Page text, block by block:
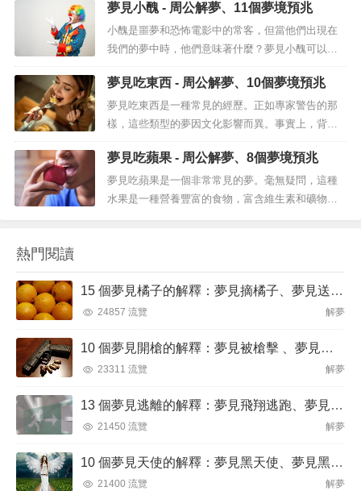
色的含義可以幫助我們將這種智慧應用到生活中的
許多實際行動中。夢見黃色彩虹黃色是彩虹中最亮
的顏色之一。它是介於綠色和橙色之間的顏色，是
人眼可以看到的最亮的顏色之一。所以黃...
夢見小醜 - 周公解夢、11個夢境預兆
小醜是噩夢和恐怖電影中的常客，但當他們出現在
我們的夢中時，他們意味著什麼？夢見小醜可以用
多種方式解釋，具體取決於夢的背景和符號。它們
可能代表著可怕或危險的事物，或者它們可能是更
良性的事物的標誌。小醜通常代表著有趣和童真。
然而，它們也可以具有更險惡的含義，代表焦慮、
恐懼甚至瘋狂的感覺。夢見小醜夢見小醜...
夢見吃東西 - 周公解夢、10個夢境預兆
夢見吃東西是一種常見的經歷。正如專家警告的那
樣，這些類型的夢因文化影響而異。事實上，背
景、出現的食物以及如何處理它們都取決於每種文
化的範式。這就是為什麼夢見吃東西有很多解釋。
今天，我們介紹最流行的上下文。有證據表明，圍
繞食物的夢境體驗在患有飲食失調症的人中很常
夢見吃蘋果 - 周公解夢、8個夢境預兆
夢見吃蘋果是一個非常常見的夢。毫無疑問，這種
水果是一種營養豐富的食物，富含維生素和礦物
有過與它們相處的經歷，看過電影，或者吃過這種
豐富的水果。它很可能在夢中表現出來，作...
熱門閱讀
15 個夢見橘子的解釋：夢見摘橘子、夢見送橘子
24857 流覽 解夢
10 個夢見開槍的解釋：夢見被槍擊 、夢見被槍威脅
23311 流覽 解夢
13 個夢見逃離的解釋：夢見飛翔逃跑、夢見逃離火焰
21450 流覽 解夢
10 個夢見天使的解釋：夢見黑天使、夢見黑暗天使
21400 流覽 解夢